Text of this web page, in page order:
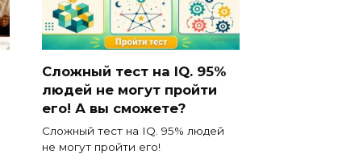
Сложный тест на IQ. 95%
людей не могут пройти
его! А вы сможете?
Сложный тест на IQ. 95% людей
не могут пройти его!